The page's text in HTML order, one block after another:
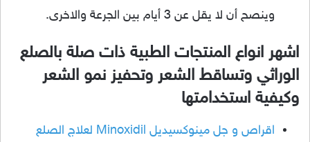
وينصح أن لا يقل عن 3 أيام بين الجرعة والاخرى.
اشهر انواع المنتجات الطبية ذات صلة بالصلع
الوراثي وتساقط الشعر وتحفيز نمو الشعر
وكيفية استخدامتها
اقراص و جل مينوكسيديل Minoxidil لعلاج الصلع